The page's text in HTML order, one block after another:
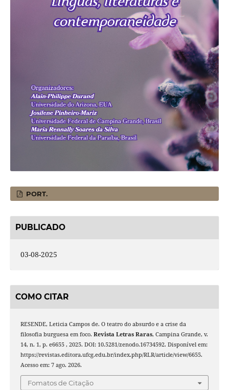
PORT.
PUBLICADO
03-08-2025
COMO CITAR
RESENDE, Leticia Campos de. O teatro do absurdo e a crise da
filosofia burguesa em foco. Revista Letras Raras, Campina Grande, v.
14, n. 1, p. e6655 , 2025. DOI: 10.5281/zenodo.16734592. Disponível em:
https://revistas.editora.ufcg.edu.br/index.php/RLR/article/view/6655.
Acesso em: 7 ago. 2026.
Fomatos de Citação